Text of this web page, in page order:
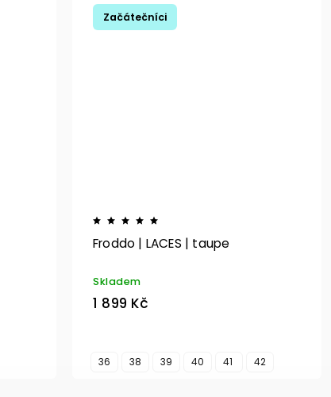
Začátečníci
Froddo | LACES | taupe
Skladem
1 899 Kč
36 38 39 40 41 42